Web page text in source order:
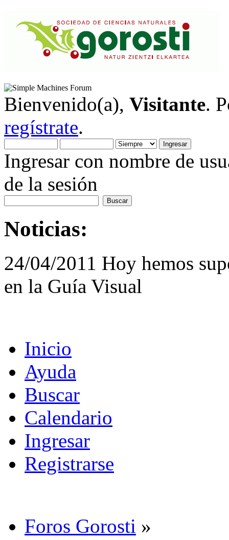
Bienvenido(a), Visitante.
regístrate.
Ingresar con nombre de
de la sesión
Noticias:
24/04/2011 Hoy hemos
en la Guía Visual
Inicio
Ayuda
Buscar
Calendario
Ingresar
Registrarse
Foros Gorosti »